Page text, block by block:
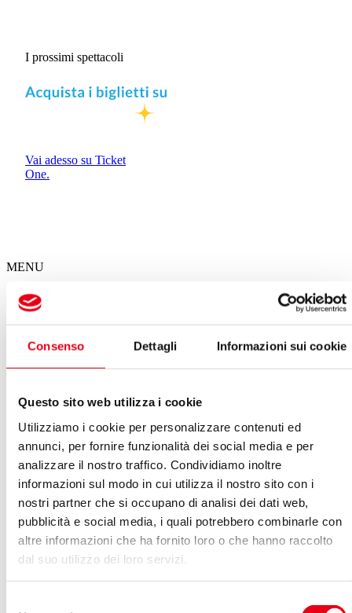
Consenso Dettagli Informazioni sui cookie
Questo sito web utilizza i cookie
Utilizziamo i cookie per personalizzare contenuti ed
annunci, per fornire funzionalità dei social media e per
analizzare il nostro traffico. Condividiamo inoltre
informazioni sul modo in cui utilizza il nostro sito con i
nostri partner che si occupano di analisi dei dati web,
pubblicità e social media, i quali potrebbero combinarle con
altre informazioni che ha fornito loro o che hanno raccolto
dal suo utilizzo dei loro servizi.
I prossimi spettacoli
Vai adesso su Ticket
One.
MENU
Il calendario degli spettacoli del Giglio
Spettacoli in questa settimana
VEDI ARCHIVIO SPETTACOLI
Agosto 2024
Vedi:
Calendario Lista
LUN MAR MER GIO VEN SAB DOM
29
30 31 01 02 03
04
05
06 07 08 09 10
11
12
13 14 15 16 17